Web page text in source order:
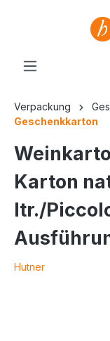
Verpackung
Geschenkkarton
Karton
ltr./
Hutner